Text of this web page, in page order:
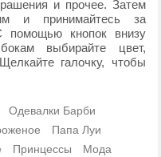
и прочее. Затем
и принимайтесь за
помощью кнопок внизу
выбирайте цвет,
галочку, чтобы
Одевалки Барби
Папа Луи
Принцессы
Мода